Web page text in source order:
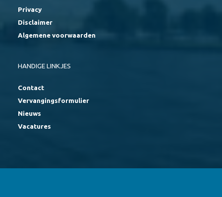
Privacy
Disclaimer
Algemene voorwaarden
HANDIGE LINKJES
Contact
Vervangingsformulier
Nieuws
Vacatures